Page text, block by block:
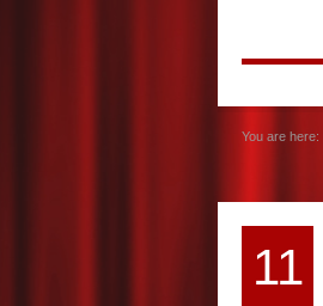
You are here:
11